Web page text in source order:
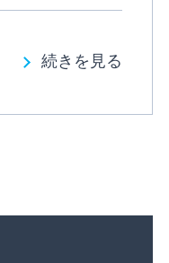
続きを見る